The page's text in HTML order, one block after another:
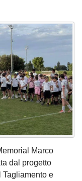
Marco
dal progetto
Tagliamento e